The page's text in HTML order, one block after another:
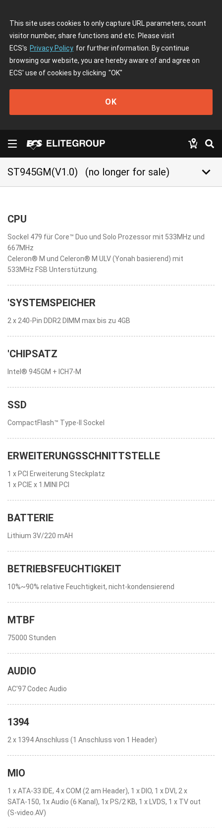
This site uses cookies to only capture URL parameters, count
visitor number, share functions and etc. Please visit
ECS's Privacy Policy for further information. By continue
browsing our website, you are hereby aware of and agree on
ECS' use of cookies by clicking "OK"
OK
ST945GM(V1.0) (no longer for sale) keyboard_arrow_down
CPU
Sockel 479 für Core™ Duo und Solo Prozessor mit 533MHz und
667MHz
Celeron® M und Celeron® M ULV (Yonah basierend) mit
533MHz FSB Unterstützung.
'SYSTEMSPEICHER
2 x 240-Pin DDR2 DIMM max bis zu 4GB
'CHIPSATZ
Intel® 945GM + ICH7-M
SSD
CompactFlash™ Type-II Sockel
ERWEITERUNGSSCHNITTSTELLE
1 x PCI Erweiterung Steckplatz
1 x PCIE x 1.MINI PCI
BATTERIE
Lithium 3V/220 mAH
BETRIEBSFEUCHTIGKEIT
10%~90% relative Feuchtigkeit, nicht-kondensierend
MTBF
75000 Stunden
AUDIO
AC'97 Codec Audio
1394
2 x 1394 Anschluss (1 Anschluss von 1 Header)
MIO
1 x ATA-33 IDE, 4 x COM (2 am Header), 1 x DIO, 1 x DVI, 2 x
SATA-150, 1x Audio (6 Kanal), 1x PS/2 KB, 1 x LVDS, 1 x TV out
(S-video.AV)